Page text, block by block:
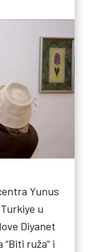
Yunus
u
Diyanet
ruža“ i